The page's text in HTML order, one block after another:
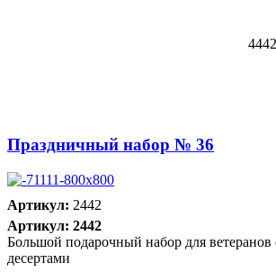
Праздничный набор № 36
Артикул: 2442
Артикул: 2442
Большой подарочный набор для ветеранов
десертами